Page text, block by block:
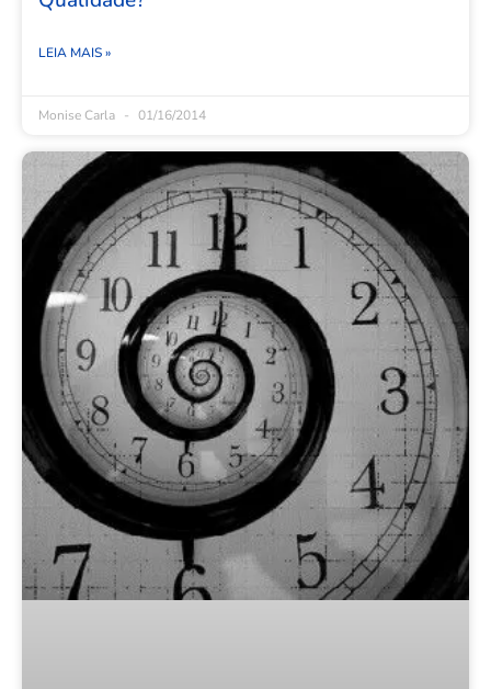
LEIA MAIS »
Monise Carla 01/16/2014